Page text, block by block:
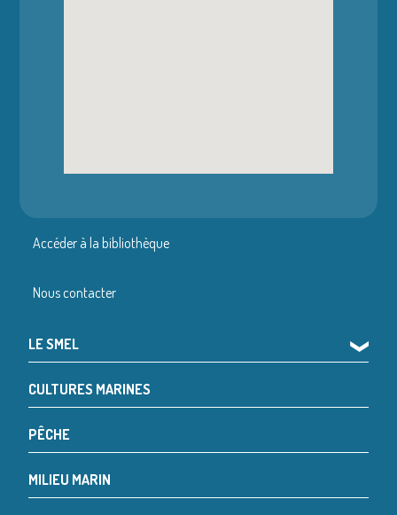
Accéder à la bibliothèque
Nous contacter
LE SMEL ❯
CULTURES MARINES
PÊCHE
MILIEU MARIN